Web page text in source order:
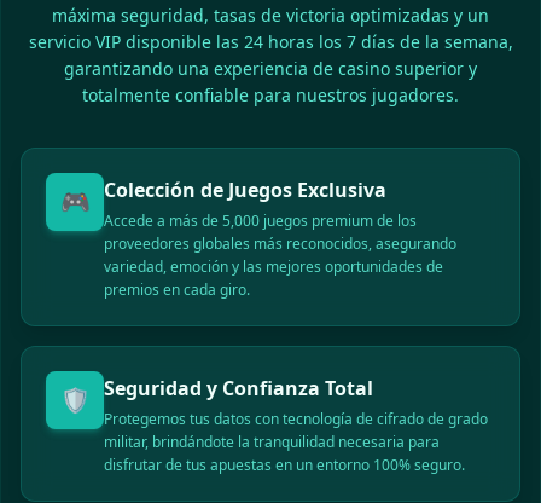
Se** ganó un premio de 95,000 COP
Di** recibió un bono de 18,000 COP
Al** retiró exitosamente 400,000 COP
Pa** ganó un premio de 55,000 COP
Gl** retiró exitosamente 70,000 COP
Ra** ganó un premio de 130,000 COP
Jo** recibió un bono de 14,000 COP
Is** retiró exitosamente 250,000 COP
Kr** ganó un premio de 66,000 COP
Ma** recibió un bono de 11,000 COP
Lu** retiró exitosamente 80,000 COP
Ca** ganó un premio de 170,000 COP
An** recibió un bono de 20,000 COP
Se** retiró exitosamente 90,000 COP
Di** ganó un premio de 33,000 COP
Al** recibió un bono de 16,000 COP
máxima seguridad, tasas de victoria optimizadas y un
servicio VIP disponible las 24 horas los 7 días de la semana,
garantizando una experiencia de casino superior y
totalmente confiable para nuestros jugadores.
🎮 Colección de Juegos Exclusiva
Accede a más de 5,000 juegos premium de los
proveedores globales más reconocidos, asegurando
variedad, emoción y las mejores oportunidades de
premios en cada giro.
🛡️ Seguridad y Confianza Total
Protegemos tus datos con tecnología de cifrado de grado
militar, brindándote la tranquilidad necesaria para
disfrutar de tus apuestas en un entorno 100% seguro.